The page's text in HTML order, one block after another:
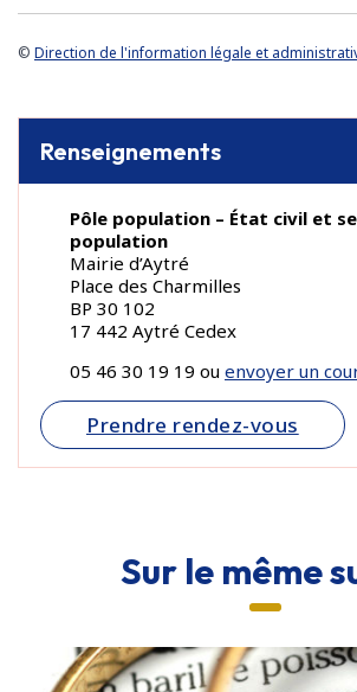
© Direction de l'information légale et
Renseignements
Pôle population – État civil et
population
Mairie d’Aytré
Place des Charmilles
BP 30 102
17 442 Aytré Cedex
05 46 30 19 19 ou envoyer un
Prendre rendez-vous
Sur le même